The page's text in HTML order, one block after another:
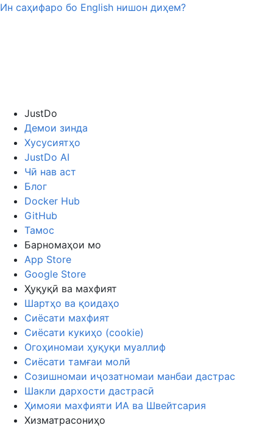
Ин саҳифаро бо English нишон диҳем?
JustDo
Демои зинда
Хусусиятҳо
JustDo AI
Чӣ нав аст
Блог
Docker Hub
GitHub
Тамос
Барномаҳои мо
App Store
Google Store
Ҳуқуқӣ ва махфият
Шартҳо ва қоидаҳо
Сиёсати махфият
Сиёсати кукиҳо (cookie)
Огоҳиномаи ҳуқуқи муаллиф
Сиёсати тамғаи молӣ
Созишномаи иҷозатномаи манбаи дастрас
Шакли дархости дастрасӣ
Ҳимояи махфияти ИА ва Швейтсария
Хизматрасониҳо